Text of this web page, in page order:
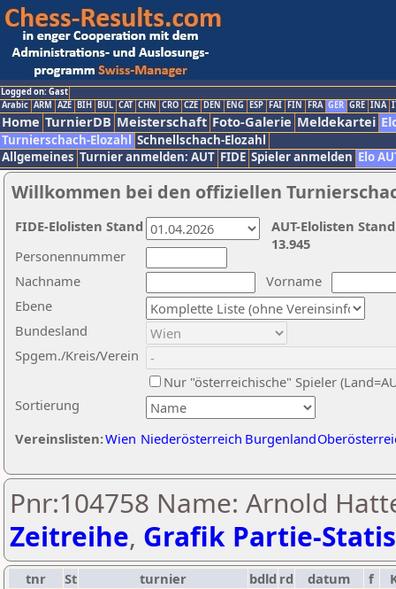
Logged on: Gast
Arabic ARM AZE BIH BUL CAT CHN CRO CZE DEN ENG ESP FAI FIN FRA GER GRE INA
Home TurnierDB Meisterschaft Foto-Galerie Meldekartei
Turnierschach-Elozahl Schnellschach-Elozahl
Allgemeines Turnier anmelden: AUT FIDE Spieler anmelden Elo
Willkommen bei den offiziellen
Nachname
Vorname
Ebene
Sortierung
Personennummer
Bundesland
Spgem./Kreis/Verein
Nur "österreichische" Spieler
Vereinslisten:Wien Niederösterreich Burgenland
AUT-Elolisten
13.945
FIDE-Elolisten Stand
Pnr:104758 Name: Arnold
Zeitreihe, Grafik Partie-
tnr St turnier bdld rd datum f